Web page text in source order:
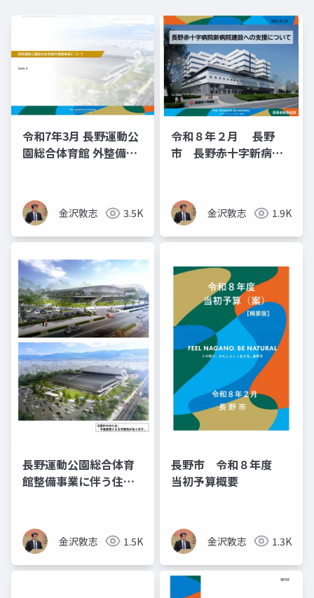
令和7年3月 長野運動公
園総合体育館 外整備事
金沢敦志 3.5K
令和８年２月 長野
市 長野赤十字新病院
金沢敦志 1.9K
長野運動公園総合体育
館整備事業に伴う住民
金沢敦志 1.5K
長野市 令和８年度
当初予算概要
金沢敦志 1.3K